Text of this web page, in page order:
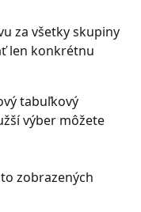
za všetky skupiny
len konkrétnu
tabuľkový
výber môžete
zobrazených